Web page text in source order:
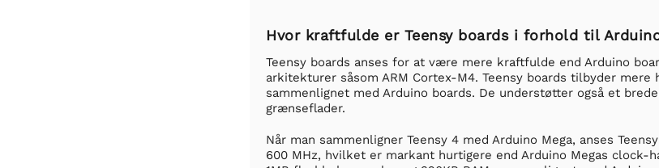
Hvor kraftfulde er Teensy boards i forhold til
Teensy boards anses for at være mere kraftfulde end Arduino
arkitekturer såsom ARM Cortex-M4. Teensy boards tilbyder
sammenlignet med Arduino boards. De understøtter også et
grænseflader.
Når man sammenligner Teensy 4 med Arduino Mega, anses
600 MHz, hvilket er markant hurtigere end Arduino Megas clock-